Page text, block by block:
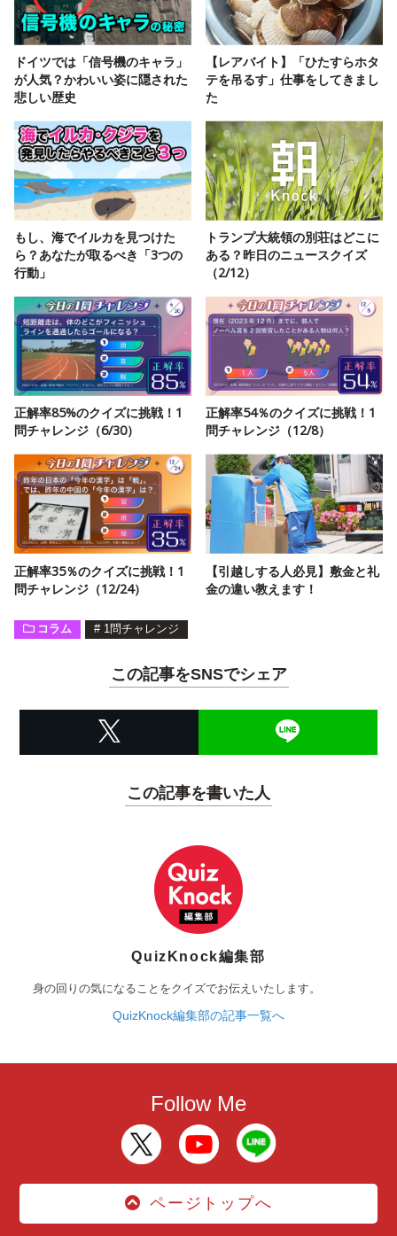
ドイツでは「信号機のキャラ」
が人気？かわいい姿に隠された
悲しい歴史
【レアバイト】「ひたすらホタ
テを吊るす」仕事をしてきまし
た
もし、海でイルカを見つけた
ら？あなたが取るべき「3つの
行動」
トランプ大統領の別荘はどこに
ある？昨日のニュースクイズ
（2/12）
正解率85%のクイズに挑戦！1
問チャレンジ（6/30）
正解率54％のクイズに挑戦！1
問チャレンジ（12/8）
正解率35％のクイズに挑戦！1
問チャレンジ（12/24）
【引越しする人必見】敷金と礼
金の違い教えます！
コラム # 1問チャレンジ
この記事をSNSでシェア
この記事を書いた人
QuizKnock編集部
身の回りの気になることをクイズでお伝えいたします。
QuizKnock編集部の記事一覧へ
Follow Me
ページトップへ